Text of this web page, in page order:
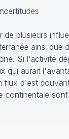
plusieurs
ainsi
Si l'activité
aurait
flux d'est
continentale